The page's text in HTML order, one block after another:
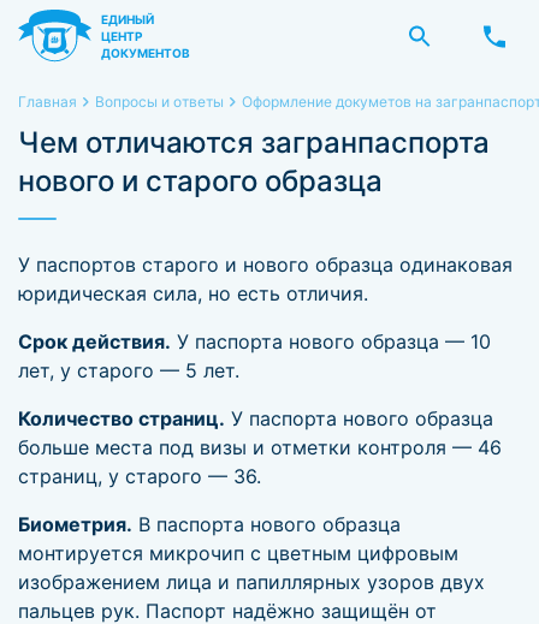
ЕДИНЫЙ
ЦЕНТР
ДОКУМЕНТОВ
Главная Вопросы и ответы Оформление докуметов на
Чем отличаются загранпаспорта
нового и старого образца
У паспортов старого и нового образца одинаковая
юридическая сила, но есть отличия.
Срок действия. У паспорта нового образца — 10
лет, у старого — 5 лет.
Количество страниц. У паспорта нового образца
больше места под визы и отметки контроля — 46
страниц, у старого — 36.
Биометрия. В паспорта нового образца
монтируется микрочип с цветным цифровым
изображением лица и папиллярных узоров двух
пальцев рук. Паспорт надёжно защищён от